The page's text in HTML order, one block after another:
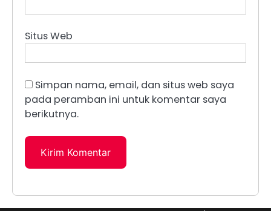
Situs Web
Simpan nama, email, dan situs web saya
pada peramban ini untuk komentar saya
berikutnya.